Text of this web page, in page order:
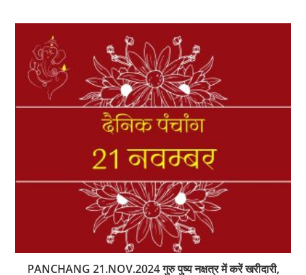
PANCHANG 21.NOV.2024 गुरु पुष्य नक्षत्र में करें खरीदारी,